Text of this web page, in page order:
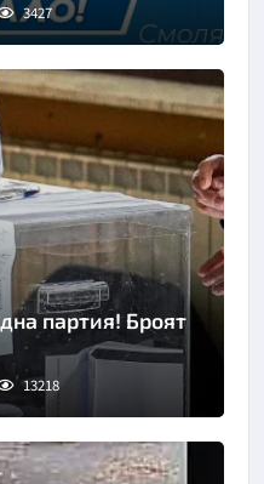
3427
партия! Броят
13218